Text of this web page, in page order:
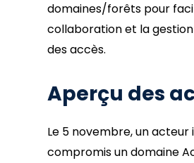
domaines/forêts pour
collaboration et la
des accès.
Aperçu des
Le 5 novembre, un acteur
compromis un domaine